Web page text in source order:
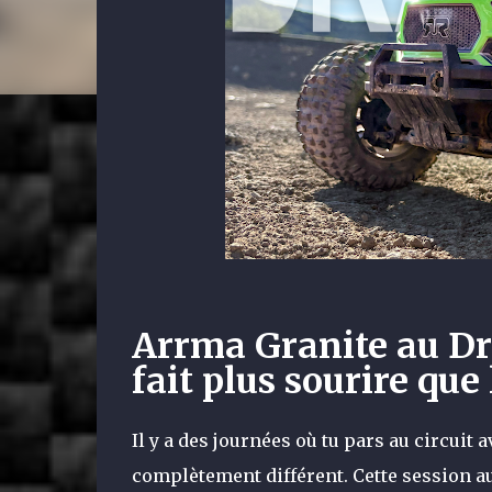
Arrma Granite au
fait plus sourire que
Il y a des journées où tu pars au circuit
complètement différent. Cette session